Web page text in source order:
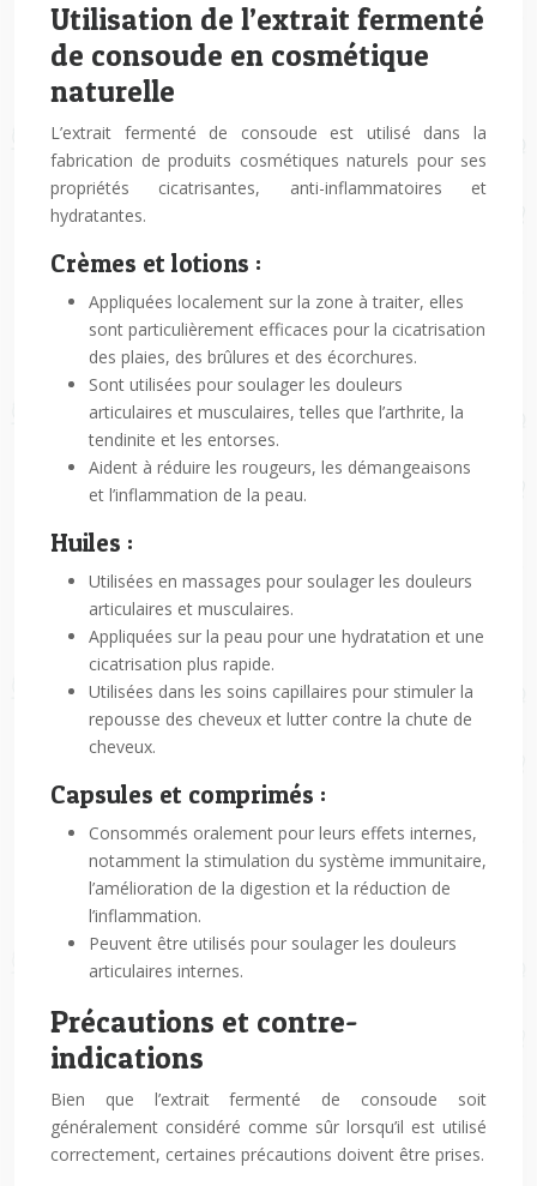
Utilisation de l’extrait fermenté
de consoude en cosmétique
naturelle
L’extrait fermenté de consoude est utilisé dans la
fabrication de produits cosmétiques naturels pour ses
propriétés cicatrisantes, anti-inflammatoires et
hydratantes.
Crèmes et lotions :
Appliquées localement sur la zone à traiter, elles
sont particulièrement efficaces pour la cicatrisation
des plaies, des brûlures et des écorchures.
Sont utilisées pour soulager les douleurs
articulaires et musculaires, telles que l’arthrite, la
tendinite et les entorses.
Aident à réduire les rougeurs, les démangeaisons
et l’inflammation de la peau.
Huiles :
Utilisées en massages pour soulager les douleurs
articulaires et musculaires.
Appliquées sur la peau pour une hydratation et une
cicatrisation plus rapide.
Utilisées dans les soins capillaires pour stimuler la
repousse des cheveux et lutter contre la chute de
cheveux.
Capsules et comprimés :
Consommés oralement pour leurs effets internes,
notamment la stimulation du système immunitaire,
l’amélioration de la digestion et la réduction de
l’inflammation.
Peuvent être utilisés pour soulager les douleurs
articulaires internes.
Précautions et contre-
indications
Bien que l’extrait fermenté de consoude soit
généralement considéré comme sûr lorsqu’il est utilisé
correctement, certaines précautions doivent être prises.